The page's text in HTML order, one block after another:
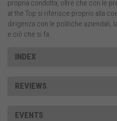
propria condotta, oltre che con le
at the Top si riferisce proprio alla
dirigenza con le politiche aziendali,
e ciò che si fa.
INDEX
REVIEWS
EVENTS